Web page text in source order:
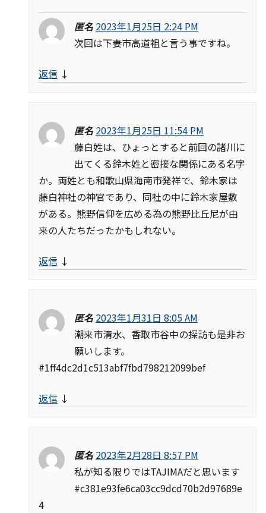
匿名 2023年1月25日 2:24 PM
次回は下妻市高道祖と言う事ですね。
返信 ↓
匿名 2023年1月25日 11:54 PM
藤白姓は、ひょっとすると前回の諸川に
出てくる鈴木姓と密接な関係にある名字
か。両姓とも和歌山県海南市発祥で、鈴木家は
藤白神社の神官であり、同社の中に鈴木家屋敷
がある。熊野信仰を広める為の熊野比丘尼が由
来の人たちだったかもしれない。
返信 ↓
匿名 2023年1月31日 8:05 AM
潮来市清水、香取市谷中の探訪も是非お
願いします。
#1ff4dc2d1c513abf7fbd798212099bef
返信 ↓
匿名 2023年2月28日 8:57 PM
私が知る限りではTAJIMAだと思います
#c381e93fe6ca03cc9dcd70b2d97689e
4